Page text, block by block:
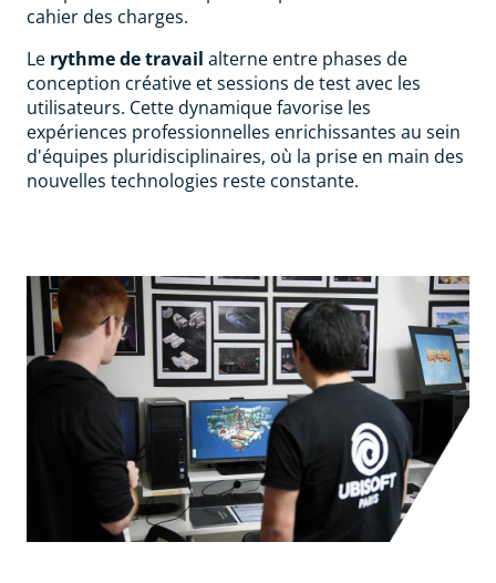
cahier des charges.
Le rythme de travail alterne entre phases de
conception créative et sessions de test avec les
utilisateurs. Cette dynamique favorise les
expériences professionnelles enrichissantes au sein
d'équipes pluridisciplinaires, où la prise en main des
nouvelles technologies reste constante.